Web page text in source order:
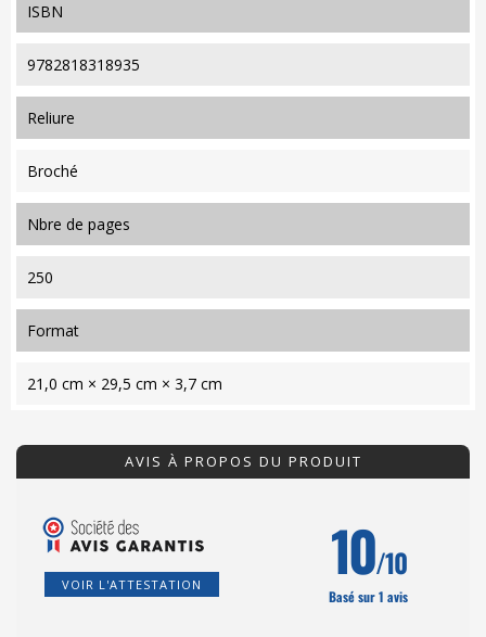
ISBN
9782818318935
reliure
Broché
nbre de pages
250
format
21,0 cm × 29,5 cm × 3,7 cm
AVIS À PROPOS DU PRODUIT
VOIR L'ATTESTATION 10/10
Basé sur 1 avis